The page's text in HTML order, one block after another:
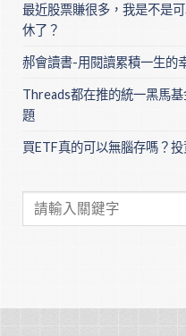
最近股票賺很多，我是不是
休了？
郝會讀書-用閱讀累積一生的
Threads都在推的統一黑馬
題
買ETF真的可以無腦存嗎？